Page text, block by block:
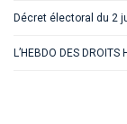
Décret électoral du 2
L’HEBDO DES DROITS